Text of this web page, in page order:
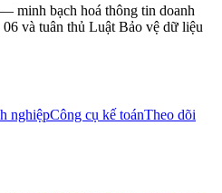
minh bạch hoá thông tin doanh
và tuân thủ Luật Bảo vệ dữ liệu
nghiệpCông cụ kế toánTheo dõi